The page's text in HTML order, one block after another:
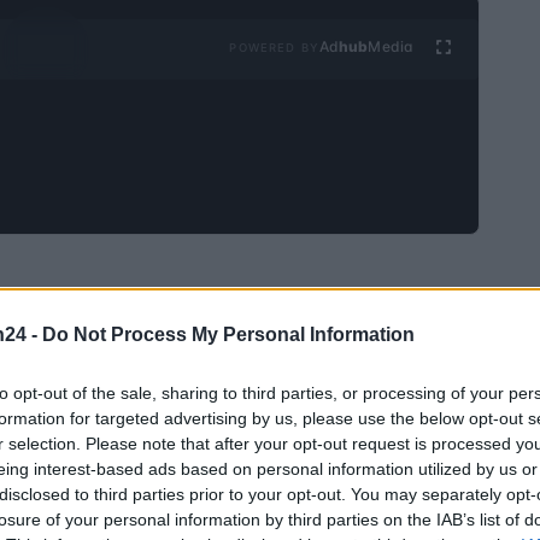
- Do Not Process My Personal Information
opt-out of the sale, sharing to third parties, or processing of your
for targeted advertising by us, please use the below opt-out
selection. Please note that after your opt-out request is processed
interest-based ads based on personal information utilized by us
to third parties prior to your opt-out. You may separately
of your personal information by third parties on the IAB’s list of
Ad hubMedia
inFort Knoxis opnieuw in de spotlight gekomen
aangegeven dat hij wil dat er een formele
tijd als symbool van nationale rijkdom en
verifiëring van de aanwezige voorraden heeft
sinds 1953. De oproep tot eenauditvalt samen
miljoenen dollars aan gouddoor een